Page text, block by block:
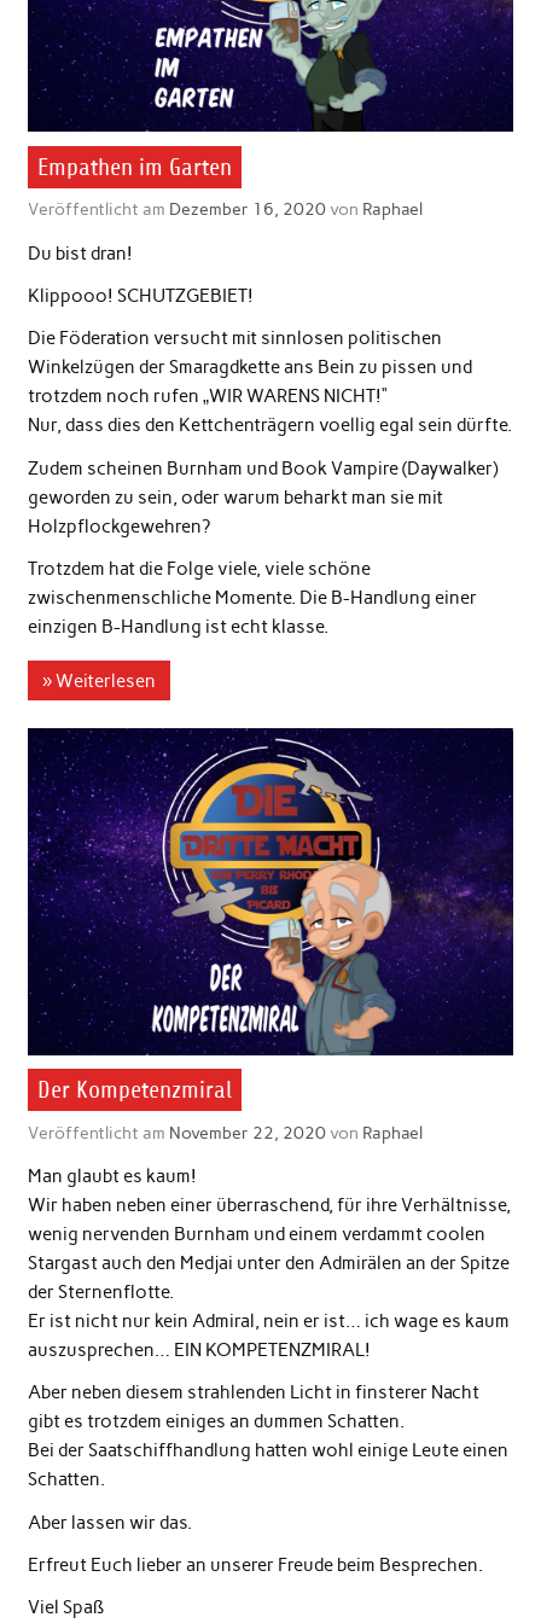
Empathen im Garten
Veröffentlicht am Dezember 16, 2020von Raphael
Du bist dran!
Klippooo! SCHUTZGEBIET!
Die Föderation versucht mit sinnlosen politischen
Winkelzügen der Smaragdkette ans Bein zu pissen und
trotzdem noch rufen „WIR WARENS NICHT!“
Nur, dass dies den Kettchenträgern voellig egal sein dürfte.
Zudem scheinen Burnham und Book Vampire (Daywalker)
geworden zu sein, oder warum beharkt man sie mit
Holzpflockgewehren?
Trotzdem hat die Folge viele, viele schöne
zwischenmenschliche Momente. Die B-Handlung einer
einzigen B-Handlung ist echt klasse.
» Weiterlesen
Der Kompetenzmiral
Veröffentlicht am November 22, 2020von Raphael
Man glaubt es kaum!
Wir haben neben einer überraschend, für ihre Verhältnisse,
wenig nervenden Burnham und einem verdammt coolen
Stargast auch den Medjai unter den Admirälen an der Spitze
der Sternenflotte.
Er ist nicht nur kein Admiral, nein er ist… ich wage es kaum
auszusprechen… EIN KOMPETENZMIRAL!
Aber neben diesem strahlenden Licht in finsterer Nacht
gibt es trotzdem einiges an dummen Schatten.
Bei der Saatschiffhandlung hatten wohl einige Leute einen
Schatten.
Aber lassen wir das.
Erfreut Euch lieber an unserer Freude beim Besprechen.
Viel Spaß